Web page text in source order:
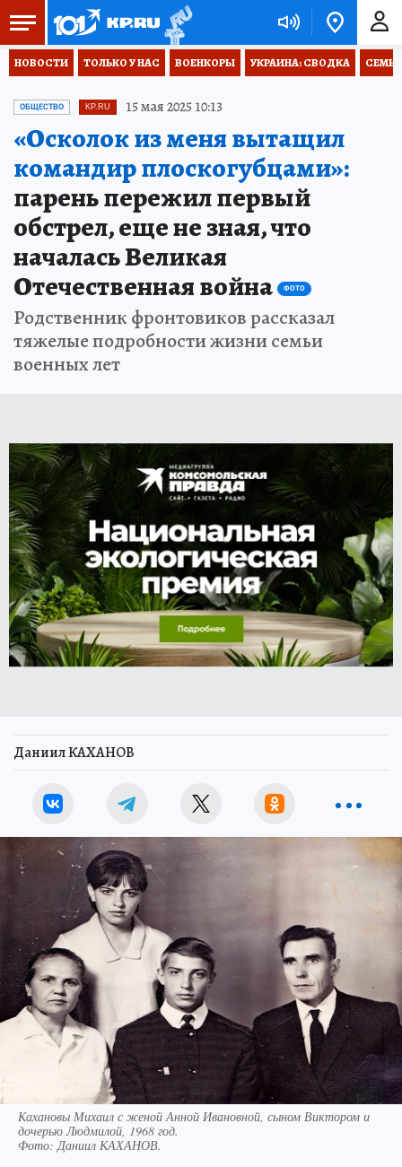
НОВОСТИ ТОЛЬКО У НАС ВОЕНКОРЫ УКРАИНА: СВОДКА
ОБЩЕСТВО KP.RU 15 мая 2025 10:13
«Осколок из меня вытащил
командир плоскогубцами»:
парень пережил первый
обстрел, еще не зная, что
началась Великая
Отечественная война
ФОТО
Родственник фронтовиков рассказал
тяжелые подробности жизни семьи
военных лет
Даниил КАХАНОВ
Кахановы Михаил с женой Анной Ивановной, сыном Виктором и
дочерью Людмилой, 1968 год.
Фото: Даниил КАХАНОВ.